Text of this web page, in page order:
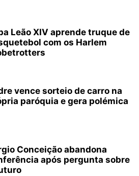
Leão XIV aprende truque de
com os Harlem
vence sorteio de carro na
paróquia e gera polémica
Conceição abandona
após pergunta sobre